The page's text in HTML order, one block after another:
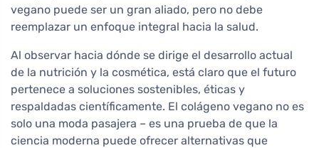
vegano puede ser un gran aliado, pero no debe
reemplazar un enfoque integral hacia la salud.
Al observar hacia dónde se dirige el desarrollo actual
de la nutrición y la cosmética, está claro que el futuro
pertenece a soluciones sostenibles, éticas y
respaldadas científicamente. El colágeno vegano no es
solo una moda pasajera – es una prueba de que la
ciencia moderna puede ofrecer alternativas que